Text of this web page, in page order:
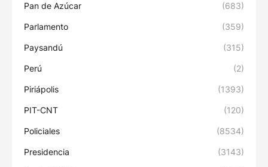
Pan de Azúcar (683)
Parlamento (359)
Paysandú (315)
Perú (2)
Piriápolis (1393)
PIT-CNT (120)
Policiales (8534)
Presidencia (3143)